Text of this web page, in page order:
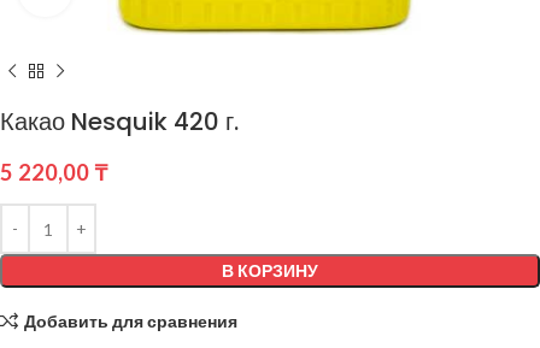
Какао Nesquik 420 г.
5 220,00 ₸
В КОРЗИНУ
Добавить для сравнения